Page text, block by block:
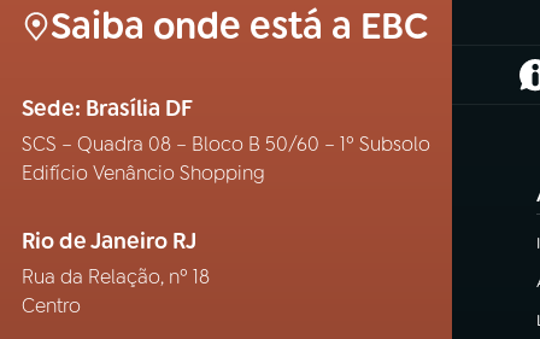
Saiba onde está a EBC
Sede: Brasília DF
SCS – Quadra 08 – Bloco B 50/60 – 1º Subsolo
Edifício Venâncio Shopping
Rio de Janeiro RJ
Rua da Relação, nº 18
Centro